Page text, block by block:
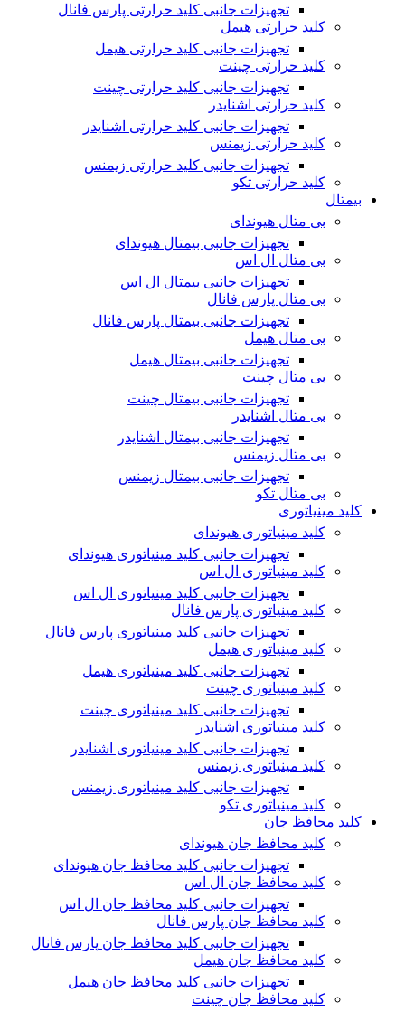
تجهیزات جانبی کلید حرارتی پارس فانال
کلید حرارتی هیمل
تجهیزات جانبی کلید حرارتی هیمل
کلید حرارتی چینت
تجهیزات جانبی کلید حرارتی چینت
کلید حرارتی اشنایدر
تجهیزات جانبی کلید حرارتی اشنایدر
کلید حرارتی زیمنس
تجهیزات جانبی کلید حرارتی زیمنس
کلید حرارتی تکو
بیمتال
بی متال هیوندای
تجهیزات جانبی بیمتال هیوندای
بی متال ال اس
تجهیزات جانبی بیمتال ال اس
بی متال پارس فانال
تجهیزات جانبی بیمتال پارس فانال
بی متال هیمل
تجهیزات جانبی بیمتال هیمل
بی متال چینت
تجهیزات جانبی بیمتال چینت
بی متال اشنایدر
تجهیزات جانبی بیمتال اشنایدر
بی متال زیمنس
تجهیزات جانبی بیمتال زیمنس
بی متال تکو
کلید مینیاتوری
کلید مینیاتوری هیوندای
تجهیزات جانبی کلید مینیاتوری هیوندای
کلید مینیاتوری ال اس
تجهیزات جانبی کلید مینیاتوری ال اس
کلید مینیاتوری پارس فانال
تجهیزات جانبی کلید مینیاتوری پارس فانال
کلید مینیاتوری هیمل
تجهیزات جانبی کلید مینیاتوری هیمل
کلید مینیاتوری چینت
تجهیزات جانبی کلید مینیاتوری چینت
کلید مینیاتوری اشنایدر
تجهیزات جانبی کلید مینیاتوری اشنایدر
کلید مینیاتوری زیمنس
تجهیزات جانبی کلید مینیاتوری زیمنس
کلید مینیاتوری تکو
کلید محافظ جان
کلید محافظ جان هیوندای
تجهیزات جانبی کلید محافظ جان هیوندای
کلید محافظ جان ال اس
تجهیزات جانبی کلید محافظ جان ال اس
کلید محافظ جان پارس فانال
تجهیزات جانبی کلید محافظ جان پارس فانال
کلید محافظ جان هیمل
تجهیزات جانبی کلید محافظ جان هیمل
کلید محافظ جان چینت